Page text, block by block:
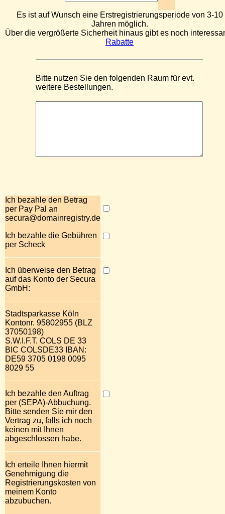
Es ist auf Wunsch eine Erstregistrierungsperiode von 3-10
Jahren möglich.
Über die vergrößerte Sicherheit hinaus gibt es noch
Rabatte
Bitte nutzen Sie den folgenden Raum für evt.
weitere Bestellungen.
Ich bezahle den Betrag
per Pay Pal an
secura@domainregistry.de
Ich bezahle die Gebühren
per Scheck
Ich überweise den Betrag
auf das Konto der Secura
GmbH:
Stadtsparkasse Köln
Kontonr. 95802955 (BLZ
37050198)
S.W.I.F.T. COLS DE 33
BIC COLSDE33 IBAN:
DE59 3705 0198 0095
8029 55
Ich bezahle den Auftrag
per (SEPA)-Abbuchung.
Bitte senden Sie mir den
Vertrag zu, falls ich noch
keinen mit Ihnen
abgeschlossen habe.
Ich erteile Ihnen hiermit
Genehmigung die
Registrierungskosten von
meinem Konto
abzubuchen.